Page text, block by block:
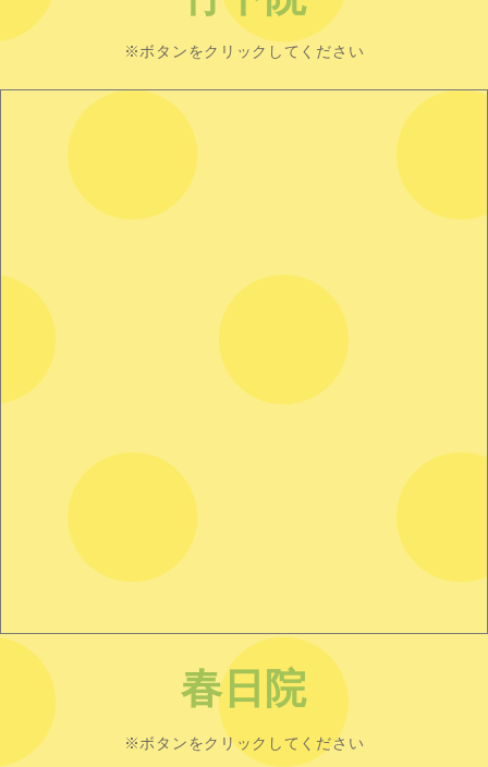
※ボタンをクリックしてください
春日院
※ボタンをクリックしてください